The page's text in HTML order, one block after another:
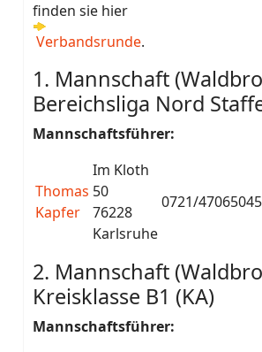
finden sie hier
Verbandsrunde.
1. Mannschaft
Bereichsliga Nord
Mannschaftsführer:
Thomas
Kapfer
Im Kloth
50
76228
Karlsruhe
0721/47065045
2. Mannschaft
Kreisklasse B1 (KA)
Mannschaftsführer: